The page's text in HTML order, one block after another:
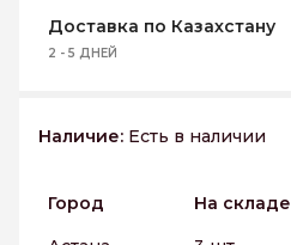
Доставка по Казахстану
2 - 5 ДНЕЙ
Наличие: Есть в наличии
Город На складе